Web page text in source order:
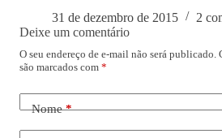
31 de dezembro de 2015
2
Deixe um comentário
O seu endereço de e-mail não será publicado.
são marcados com *
Nome*